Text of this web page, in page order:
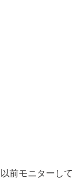
以前モニターし